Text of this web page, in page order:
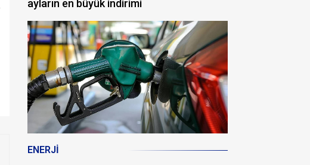
ayların en büyük indirimi
ENERJI